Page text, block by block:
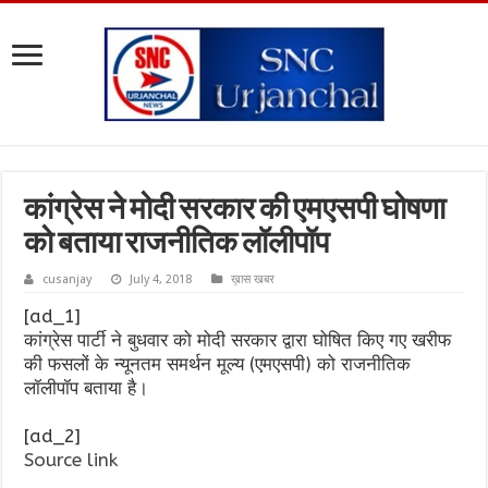
कांग्रेस ने मोदी सरकार की एमएसपी घोषणा
को बताया राजनीतिक लॉलीपॉप
cusanjay July 4, 2018 ख़ास खबर
[ad_1]
कांग्रेस पार्टी ने बुधवार को मोदी सरकार द्वारा घोषित किए गए खरीफ
की फसलों के न्यूनतम समर्थन मूल्य (एमएसपी) को राजनीतिक
लॉलीपॉप बताया है।
[ad_2]
Source link